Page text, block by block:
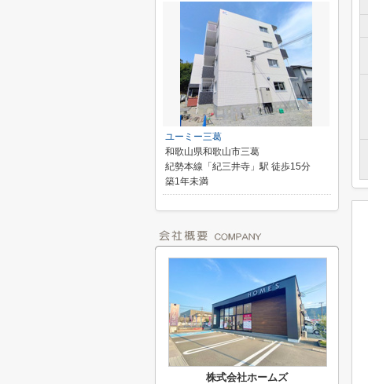
ユーミー三葛
和歌山県和歌山市三葛
紀勢本線「紀三井寺」駅 徒歩15分
築1年未満
株式会社ホームズ